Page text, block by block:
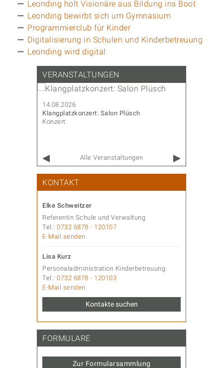
Leonding holt Visionäre aus Bildung ins Boot
Leonding bewirbt sich um Gymnasium
Programmierclub für Kinder
Digitalisierung in Schulen und Kinderbetreuung
Leonding wird digital
VERANSTALTUNGEN
14.08.2026
Klangplatzkonzert: Salon Plüsch
Konzert
Alle Veranstaltungen
KONTAKT
Elke Schweitzer
Referentin Schule und Verwaltung
Tel.: 0732 6878 - 120107
E-Mail senden
Lisa Kurz
Personaladministration Kinderbetreuung
Tel.: 0732 6878 - 120103
E-Mail senden
Kontakte suchen
FORMULARE
Zur Formularsammlung